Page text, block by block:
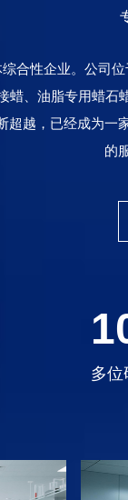
合性企业。公司
、油脂专用蜡
越，已经成为
的
多位